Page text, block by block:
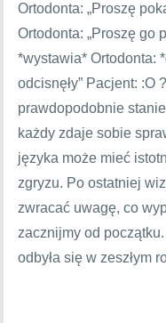
Ortodonta: „Proszę
Ortodonta: „Proszę go
*wystawia* Ortodonta:
odcisnęły” Pacjent: :O
prawdopodobnie
każdy zdaje sobie
języka może mieć
zgryzu. Po ostatniej
zwracać uwagę, co
zacznijmy od
odbyła się w zeszłym